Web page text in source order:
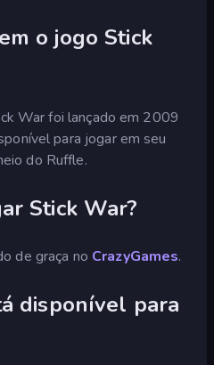
o jogo Stick
War foi lançado em 2009
para jogar em seu
do Ruffle.
Stick War?
de graça no CrazyGames.
disponível para